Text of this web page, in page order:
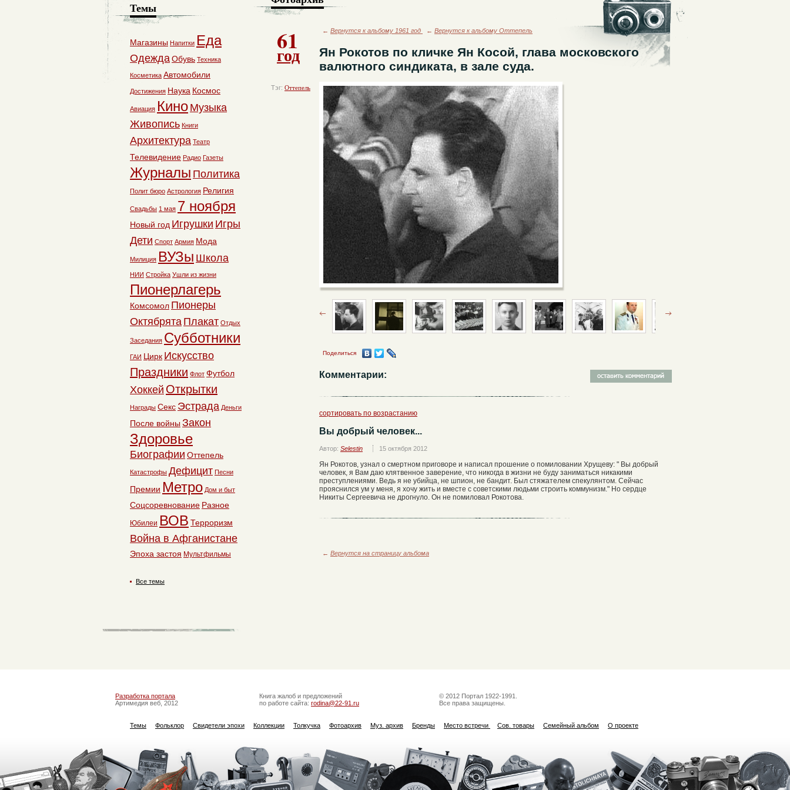
61
год
Тэг: Оттепель
← Вернутся к альбому 1961 год ← Вернутся к альбому Оттепель
Ян Рокотов по кличке Ян Косой, глава московского
валютного синдиката, в зале суда.
Поделиться
Комментарии:
сортировать по возрастанию
Вы добрый человек...
Автор: Selestin 15 октября 2012
Ян Рокотов, узнал о смертном приговоре и написал прошение о помиловании Хрущеву: " Вы добрый
человек, я Вам даю клятвенное заверение, что никогда в жизни не буду заниматься никакими
преступлениями. Ведь я не убийца, не шпион, не бандит. Был стяжателем спекулянтом. Сейчас
прояснился ум у меня, я хочу жить и вместе с советскими людьми строить коммунизм." Но сердце
Никиты Сергеевича не дрогнуло. Он не помиловал Рокотова.
← Вернутся на страницу альбома
Темы
Магазины Напитки Еда
ОдеждаОбувь Техника
Косметика Автомобили
Достижения Наука Космос
Авиация Кино Музыка
Живопись Книги
Архитектура Театр
Телевидение Радио Газеты
Журналы Политика
Полит бюро Астрология Религия
Свадьбы 1 мая 7 ноября
Новый год Игрушки Игры
Дети Спорт Армия Мода
Милиция ВУЗы Школа
НИИ Стройка Ушли из жизни
Пионерлагерь
Комсомол Пионеры
Октябрята Плакат Отдых
Заседания Субботники
ГАИ Цирк Искусство
Праздники Флот Футбол
Хоккей Открытки
Награды Секс Эстрада Деньги
После войны Закон
Здоровье
Биографии Оттепель
Катастрофы Дефицит Песни
Премии Метро Дом и быт
Соцсоревнование Разное
Юбилеи ВОВ Терроризм
Война в Афганистане
Эпоха застоя Мультфильмы
Все темы
Разработка портала
Артимедия веб, 2012
Книга жалоб и предложений
по работе сайта: rodina@22-91.ru
© 2012 Портал 1922-1991.
Все права защищены.
Темы Фольклор Свидетели эпохи Коллекции Толкучка Фотоархив Муз. архив Бренды Место встречи Сов. товары Семейный альбом О проекте